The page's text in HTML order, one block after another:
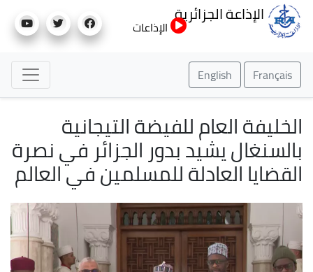
إلى
الإذاعة الجزائرية
الإذاعات
Français
English
الخليفة العام للفيضة التيجانية
بالسنغال يشيد بدور الجزائر في نصرة
القضايا العادلة للمسلمين في العالم